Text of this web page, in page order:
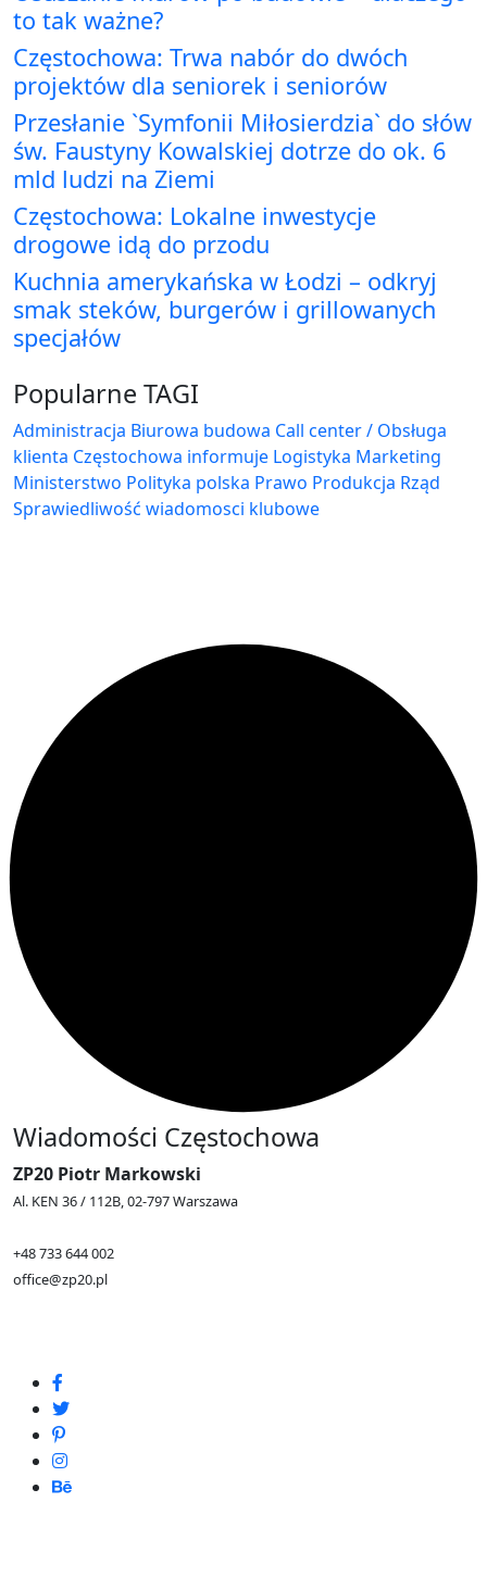
to tak ważne?
Częstochowa: Trwa nabór do dwóch
projektów dla seniorek i seniorów
Przesłanie `Symfonii Miłosierdzia` do słów
św. Faustyny Kowalskiej dotrze do ok. 6
mld ludzi na Ziemi
Częstochowa: Lokalne inwestycje
drogowe idą do przodu
Kuchnia amerykańska w Łodzi – odkryj
smak steków, burgerów i grillowanych
specjałów
Popularne TAGI
Administracja Biurowa budowa Call center / Obsługa
klienta Częstochowa informuje Logistyka Marketing
Ministerstwo Polityka polska Prawo Produkcja Rząd
Sprawiedliwość wiadomosci klubowe
Wiadomości Częstochowa
ZP20 Piotr Markowski
Al. KEN 36 / 112B, 02-797 Warszawa
+48 733 644 002
office@zp20.pl